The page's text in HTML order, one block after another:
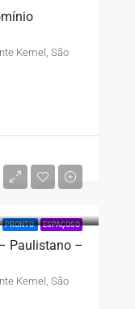
Kemel, São
PRONTO ESPAÇOSO
Paulistano –
Kemel, São